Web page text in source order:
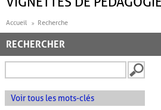
Accueil Recherche
RECHERCHER
Voir tous les mots-clés